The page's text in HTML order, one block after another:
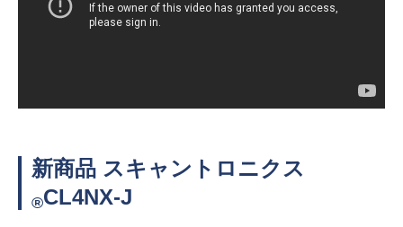
新商品 スキャントロニクス
®CL4NX-J